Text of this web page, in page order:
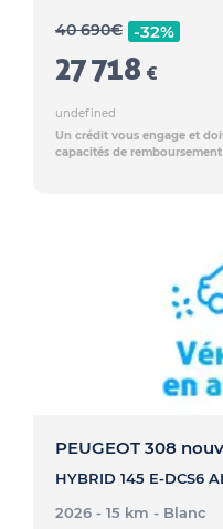
40 690€ -32%
27 718 €
undefined
Un crédit vous engage et
capacités de
PEUGEOT 308
2026 - 15 km - Blanc